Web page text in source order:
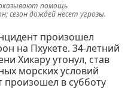
помощь
сезон дождей несет угрозы.
произошел
на Пхукете. 34-летний
Хикару утонул, став
морских условий
произошел в субботу